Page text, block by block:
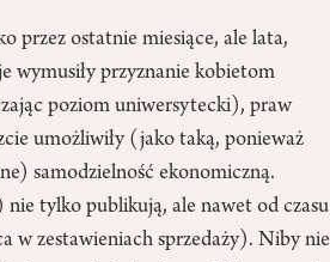
przez ostatnie miesiące, ale lata,
wymusiły przyznanie kobietom
poziom uniwersytecki), praw
umożliwiły (jako taką, ponieważ
samodzielność ekonomiczną.
tylko publikują, ale nawet od czasu
w zestawieniach sprzedaży). Niby nie